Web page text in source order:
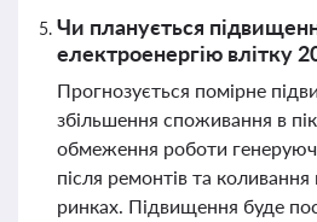
Чи планується
електроенергію влітку
Прогнозується помірне
збільшення споживання в
обмеження роботи
після ремонтів та
ринках. Підвищення буде